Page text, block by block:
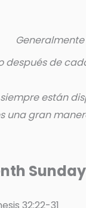
después de
están
una gran
32:22-31